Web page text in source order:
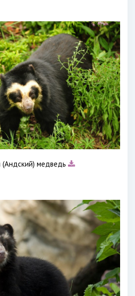
(Андский) медведь